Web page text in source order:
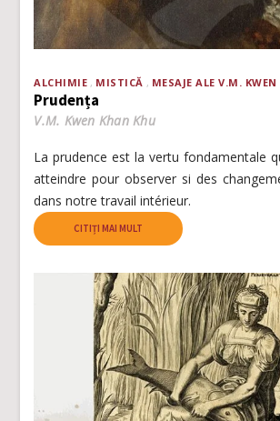
ALCHIMIE MISTICĂ MESAJE ALE V.M.
Prudența
V.M. Kwen Khan Khu
La prudence est la vertu fondamentale
atteindre pour observer si des
dans notre travail intérieur.
CITIȚI MAI MULT